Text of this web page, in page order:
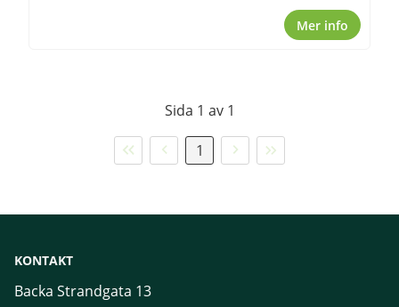
Mer info
Sida 1 av 1
Första
sidan
Föregående
sida
1
Nästa
sida
Sista
sidan
KONTAKT
Backa Strandgata 13